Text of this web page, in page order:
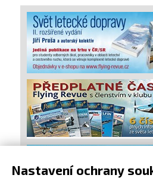
Nastavení ochrany